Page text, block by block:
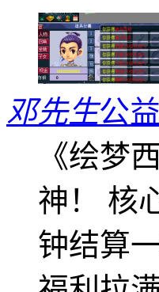
邓先生公
《绘梦
神！ 核
钟结算